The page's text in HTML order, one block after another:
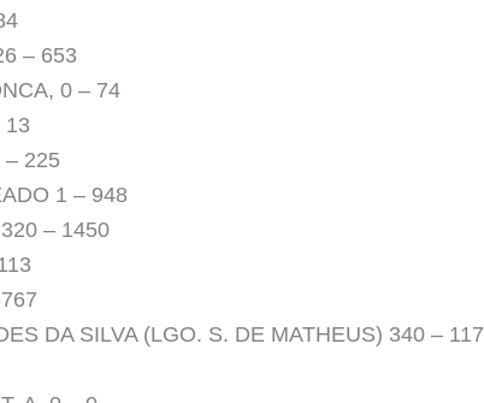
– 653
0 – 74
13
– 225
1 – 948
– 1450
DA SILVA (LGO. S. DE MATHEUS) 340 – 117